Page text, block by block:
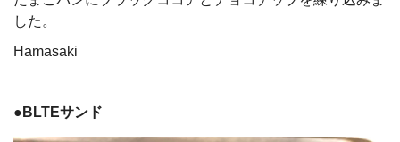
した。
Hamasaki
●BLTEサンド